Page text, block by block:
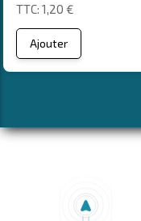
1,20 €
Ajouter